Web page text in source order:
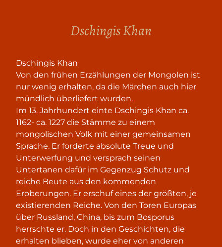
Dschingis Khan
Dschingis Khan
Von den frühen Erzählungen der Mongolen ist
nur wenig erhalten, da die Märchen auch hier
mündlich überliefert wurden.
Im 13. Jahrhundert einte Dschingis Khan ca.
1162- ca. 1227 die Stämme zu einem
mongolischen Volk mit einer gemeinsamen
Sprache. Er forderte absolute Treue und
Unterwerfung und versprach seinen
Untertanen dafür im Gegenzug Schutz und
reiche Beute aus den kommenden
Eroberungen. Er erschuf eines der größten, je
existierenden Reiche. Von den Toren Europas
über Russland, China, bis zum Bosporus
herrschte er. Doch in den Geschichten, die
erhalten blieben, wurde eher von anderen